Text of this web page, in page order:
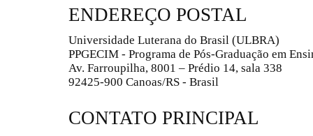
ENDEREÇO POSTAL
Universidade Luterana do Brasil (ULBRA)
PPGECIM - Programa de Pós-Graduação em
Av. Farroupilha, 8001 – Prédio 14, sala 338
92425-900 Canoas/RS - Brasil
CONTATO PRINCIPAL